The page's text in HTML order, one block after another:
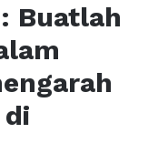
Buatlah